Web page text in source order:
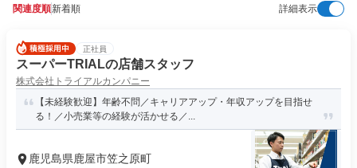
関連度順新着順 詳細表示
正社員
スーパーTRIALの店舗スタッフ
株式会社トライアルカンパニー
【未経験歓迎】年齢不問／キャリアアップ・年収アップを目指せ
る！／小売業等の経験が活かせる／...
鹿児島県鹿屋市笠之原町